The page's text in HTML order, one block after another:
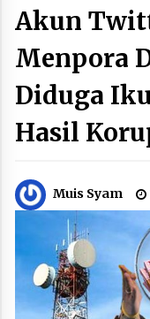
Akun
Menpora
Diduga
Hasil
Muis Syam